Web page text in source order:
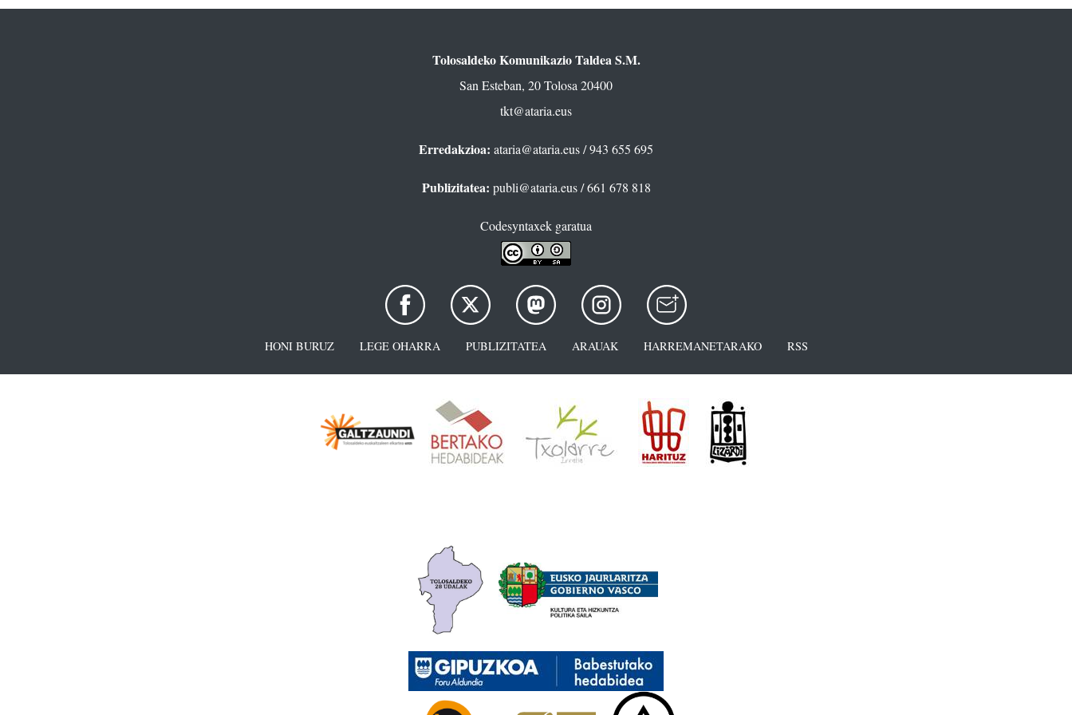
Tolosaldeko Komunikazio Taldea S.M.
San Esteban, 20 Tolosa 20400
tkt@ataria.eus
Erredakzioa: ataria@ataria.eus/ 943 655 695
Publizitatea: publi@ataria.eus/ 661 678 818
Codesyntaxek garatua
HONI BURUZ LEGE OHARRA PUBLIZITATEA ARAUAK HARREMANETARAKO RSS